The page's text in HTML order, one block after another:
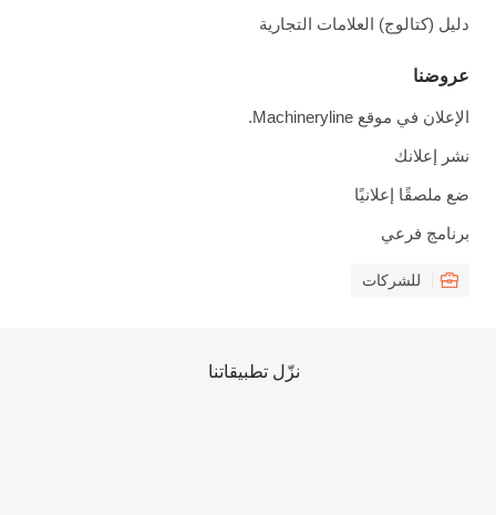
دليل (كتالوج) العلامات التجارية
عروضنا
الإعلان في موقع Machineryline.
نشر إعلانك
ضع ملصقًا إعلانيًا
برنامج فرعي
للشركات
نزّل تطبيقاتنا